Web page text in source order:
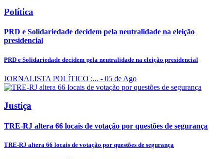
Política
PRD e Solidariedade decidem pela neutralidade na eleição
presidencial
PRD e Solidariedade decidem pela neutralidade na eleição presidencial
JORNALISTA POLÍTICO :... - 05 de Ago
Justiça
TRE-RJ altera 66 locais de votação por questões de segurança
TRE-RJ altera 66 locais de votação por questões de segurança